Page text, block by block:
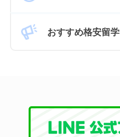
おすすめ格安留学